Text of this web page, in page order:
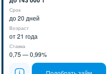
Срок
до 20 дней
Возраст
от 21 года
Ставка
0,75 — 0,99%